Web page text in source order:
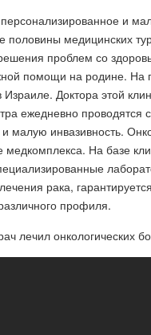
и
половины медицинских
проблем со
помощи на родине. На
Израиле. Доктора этой
ежедневно
и малую инвазивность.
медкомплекса. На базе
рака,
профиля.
лечил онкологических